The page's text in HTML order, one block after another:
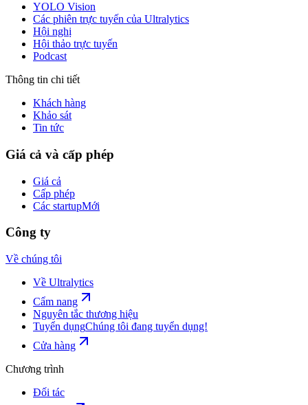
YOLO Vision
Các phiên trực tuyến của Ultralytics
Hội nghị
Hội thảo trực tuyến
Podcast
Thông tin chi tiết
Khách hàng
Khảo sát
Tin tức
Giá cả và cấp phép
Giá cả
Cấp phép
Các startupMới
Công ty
Về chúng tôi
Về Ultralytics
Cẩm nang
Nguyên tắc thương hiệu
Tuyển dụngChúng tôi đang tuyển dụng!
Cửa hàng
Chương trình
Đối tác